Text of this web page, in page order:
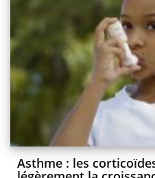
Asthme : les